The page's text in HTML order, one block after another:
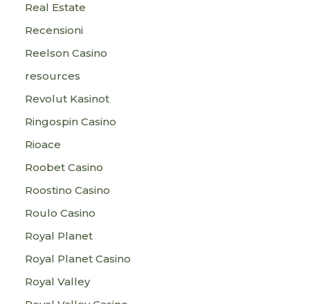
Real Estate
Recensioni
Reelson Casino
resources
Revolut Kasinot
Ringospin Casino
Rioace
Roobet Casino
Roostino Casino
Roulo Casino
Royal Planet
Royal Planet Casino
Royal Valley